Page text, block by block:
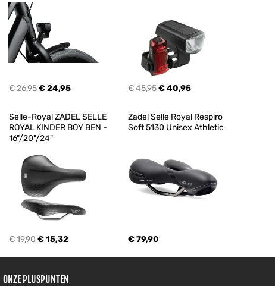
€ 26,95€ 24,95 € 45,95€ 40,95
Selle-Royal ZADEL SELLE
ROYAL KINDER BOY BEN -
16"/20"/24"
€ 19,90€ 15,32
Zadel Selle Royal Respiro
Soft 5130 Unisex Athletic
€ 79,90
ONZE PLUSPUNTEN